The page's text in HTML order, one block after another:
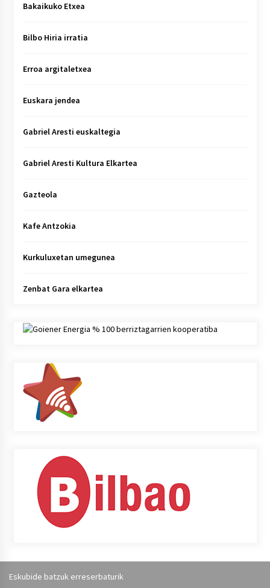
Bakaikuko Etxea
Bilbo Hiria irratia
Erroa argitaletxea
Euskara jendea
Gabriel Aresti euskaltegia
Gabriel Aresti Kultura Elkartea
Gazteola
Kafe Antzokia
Kurkuluxetan umegunea
Zenbat Gara elkartea
Eskubide batzuk erreserbaturik